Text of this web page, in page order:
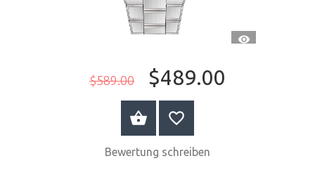
$589.00 $489.00
JETZT KAUFEN
Bewertung schreiben